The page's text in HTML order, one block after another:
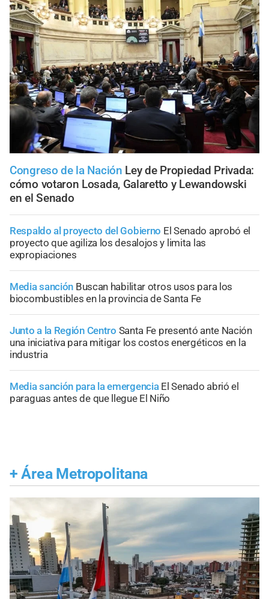
Congreso de la Nación Ley de Propiedad Privada:
cómo votaron Losada, Galaretto y Lewandowski
en el Senado
Respaldo al proyecto del Gobierno El Senado aprobó el
proyecto que agiliza los desalojos y limita las
expropiaciones
Media sanción Buscan habilitar otros usos para los
biocombustibles en la provincia de Santa Fe
Junto a la Región Centro Santa Fe presentó ante Nación
una iniciativa para mitigar los costos energéticos en la
industria
Media sanción para la emergencia El Senado abrió el
paraguas antes de que llegue El Niño
+ Área Metropolitana